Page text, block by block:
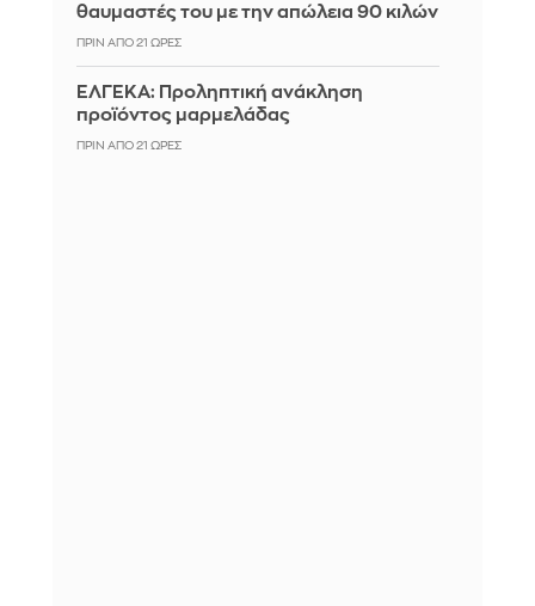
θαυμαστές του με την απώλεια 90 κιλών
ΠΡΙΝ ΑΠΌ 21 ΏΡΕΣ
ΕΛΓΕΚΑ: Προληπτική ανάκληση
προϊόντος μαρμελάδας
ΠΡΙΝ ΑΠΌ 21 ΏΡΕΣ